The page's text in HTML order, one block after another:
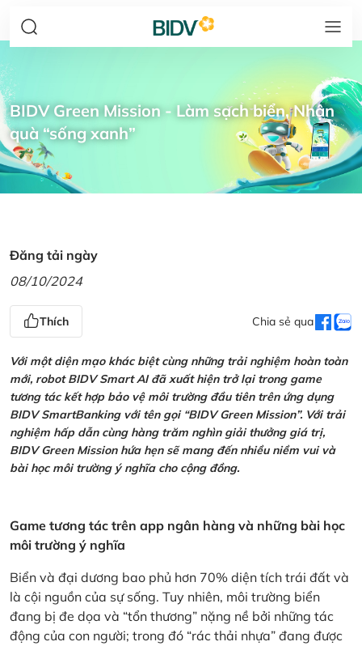
BIDV Green Mission - Làm sạch biển, Nhận
quà “sống xanh”
Đăng tải ngày
08/10/2024
Thích Chia sẻ qua
Với một diện mạo khác biệt cùng những trải nghiệm hoàn toàn
mới, robot BIDV Smart AI đã xuất hiện trở lại trong game
tương tác kết hợp bảo vệ môi trường đầu tiên trên ứng dụng
BIDV SmartBanking với tên gọi “BIDV Green Mission”. Với trải
nghiệm hấp dẫn cùng hàng trăm nghìn giải thưởng giá trị,
BIDV Green Mission hứa hẹn sẽ mang đến nhiều niềm vui và
bài học môi trường ý nghĩa cho cộng đồng.
Game tương tác trên app ngân hàng và những bài học
môi trường ý nghĩa
Biển và đại dương bao phủ hơn 70% diện tích trái đất và
là cội nguồn của sự sống. Tuy nhiên, môi trường biển
đang bị đe dọa và “tổn thương” nặng nề bởi những tác
động của con người; trong đó “rác thải nhựa” đang được